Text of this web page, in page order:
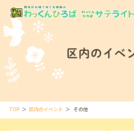
区内のイベ
TOP 区内のイベント その他